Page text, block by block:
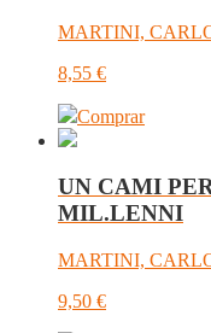
MARTINI,
8,55 €
Comprar
UN CAMI
MIL.LENNI
MARTINI,
9,50 €